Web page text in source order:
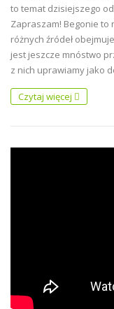
to temat dzisiejszego
Zapraszam! Begonie to
różnych źródeł
jest jeszcze mnóstwo
z nich uprawiamy jako
Czytaj więcej